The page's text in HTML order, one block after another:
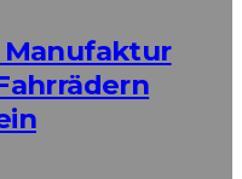
Manufaktur